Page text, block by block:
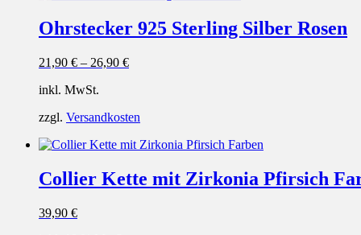
Ohrstecker 925 Sterling Silber Rosen
21,90 € – 26,90 €
inkl. MwSt.
zzgl. Versandkosten
Collier Kette mit Zirkonia Pfirsich
39,90 €